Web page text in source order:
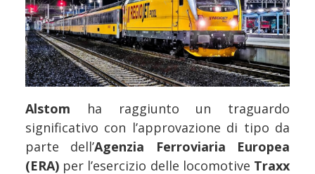
Alstom ha raggiunto un traguardo
significativo con l’approvazione di tipo da
parte dell’Agenzia Ferroviaria Europea
(ERA) per l’esercizio delle locomotive Traxx